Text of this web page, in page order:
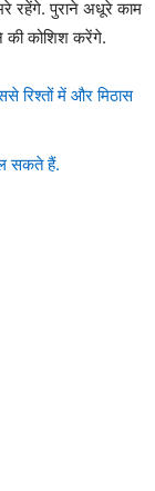
रहेंगे. पुराने अधूरे काम
की कोशिश करेंगे.
रिश्तों में और मिठास
सकते हैं.